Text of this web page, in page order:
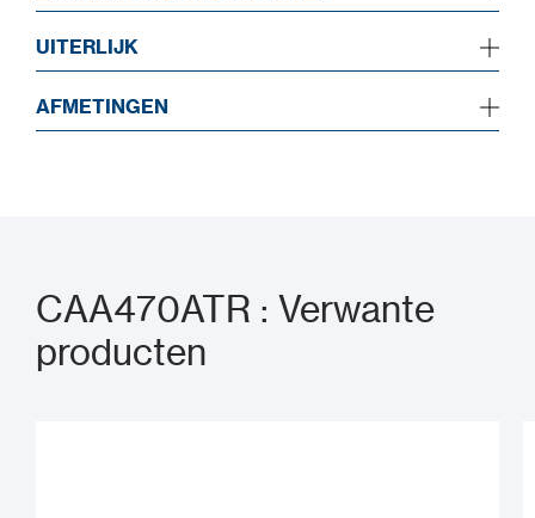
UITERLIJK
AFMETINGEN
CAA470ATR : Verwante
producten